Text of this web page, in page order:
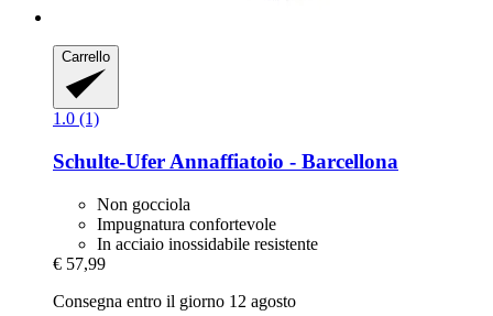
Carrello
1.0 (1)
Schulte-Ufer Annaffiatoio -​ Barcellona
Non gocciola
Impugnatura confortevole
In acciaio inossidabile resistente
€ 57,99
Consegna entro il giorno 12 agosto